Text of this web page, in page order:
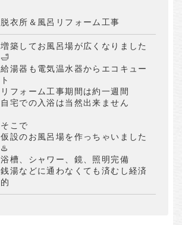
脱衣所＆風呂リフォーム工事
増築してお風呂場が広くなりました
🛁
給湯器も電気温水器からエコキュー
ト
リフォーム工事期間は約一週間
自宅での入浴は当然出来ません
そこで
仮設のお風呂場を作っちゃいました
♨️
浴槽、シャワー、鏡、照明完備
銭湯などに通わなくても済むし経済
的